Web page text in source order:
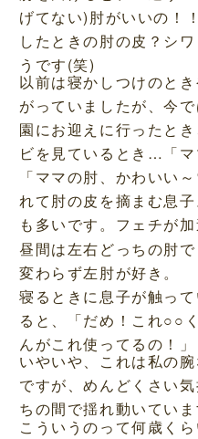
げてない)肘がいいの！
したときの肘の皮？シ
うです(笑)
以前は寝かしつけのと
がっていましたが、今
園にお迎えに行ったと
ビを見ているとき…「マ
「ママの肘、かわいい
れて肘の皮を摘まむ息
も多いです。フェチが
昼間は左右どっちの肘
変わらず左肘が好き。
寝るときに息子が触っ
ると、「だめ！これ○○
んがこれ使ってるの！」
いやいや、これは私の
ですが、めんどくさい
ちの間で揺れ動いてい
こういうのって何歳く